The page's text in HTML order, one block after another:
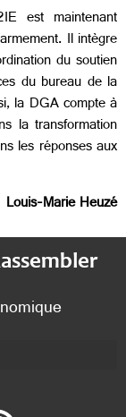
est maintenant
Il intègre
du soutien
du bureau de la
la DGA compte à
la transformation
les réponses aux
Louis-Marie Heuzé